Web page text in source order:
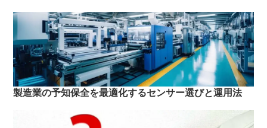
製造業の予知保全を最適化するセンサー選びと運用法